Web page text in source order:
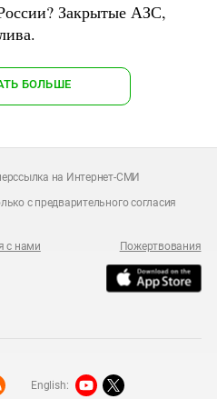
Закрытые АЗС,
БОЛЬШЕ
на Интернет-СМИ
с предварительного согласия
с нами Пожертвования
English: